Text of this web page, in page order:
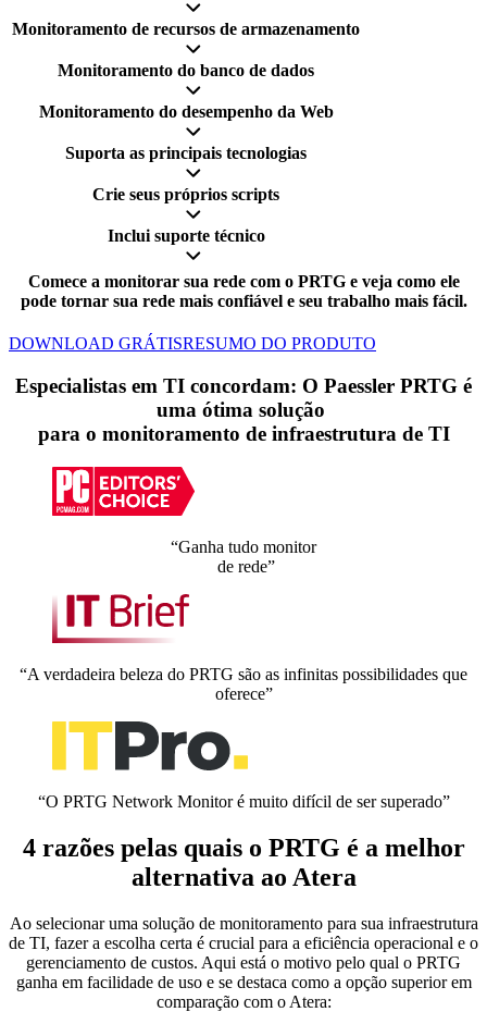
Monitoramento de recursos de armazenamento
Monitoramento do banco de dados
Monitoramento do desempenho da Web
Suporta as principais tecnologias
Crie seus próprios scripts
Inclui suporte técnico
Comece a monitorar sua rede com o PRTG e veja como ele
pode tornar sua rede mais confiável e seu trabalho mais fácil.
DOWNLOAD GRÁTISRESUMO DO PRODUTO
Especialistas em TI concordam: O Paessler PRTG é
uma ótima solução
para o monitoramento de infraestrutura de TI
“Ganha tudo monitor
de rede”
“A verdadeira beleza do PRTG são as infinitas possibilidades que
oferece”
“O PRTG Network Monitor é muito difícil de ser superado”
4 razões pelas quais o PRTG é a melhor
alternativa ao Atera
Ao selecionar uma solução de monitoramento para sua infraestrutura
de TI, fazer a escolha certa é crucial para a eficiência operacional e o
gerenciamento de custos. Aqui está o motivo pelo qual o PRTG
ganha em facilidade de uso e se destaca como a opção superior em
comparação com o Atera: